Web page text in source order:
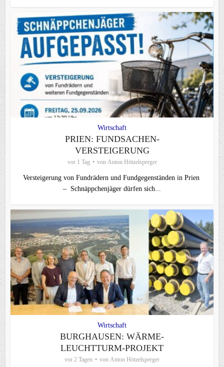
Wirtschaft
PRIEN: FUNDSACHEN-
VERSTEIGERUNG
vor 1 Tag von Anton Hötzelsperger
Versteigerung von Fundrädern und Fundgegenständen in Prien
– Schnäppchenjäger dürfen sich...
Wirtschaft
BURGHAUSEN: WÄRME-
LEUCHTTURM-PROJEKT
vor 2 Tagen von Anton Hötzelsperger